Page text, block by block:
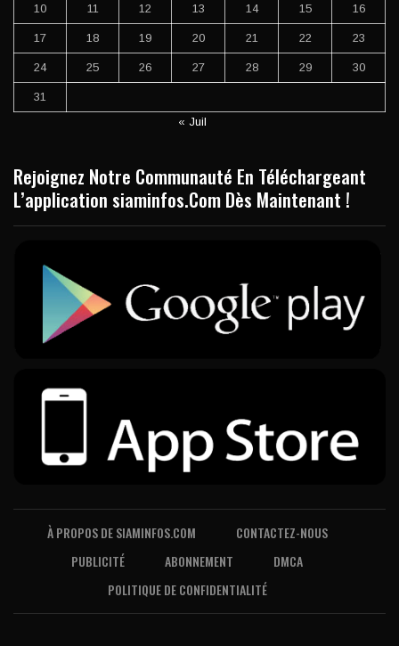
10 11 12 13 14 15 16
17 18 19 20 21 22 23
24 25 26 27 28 29 30
31
« Juil
Rejoignez Notre Communauté En Téléchargeant
L’application siaminfos.Com Dès Maintenant !
À PROPOS DE SIAMINFOS.COM
CONTACTEZ-NOUS
PUBLICITÉ
ABONNEMENT
DMCA
POLITIQUE DE CONFIDENTIALITÉ